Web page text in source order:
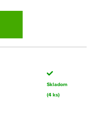
Skladom
(4 ks)